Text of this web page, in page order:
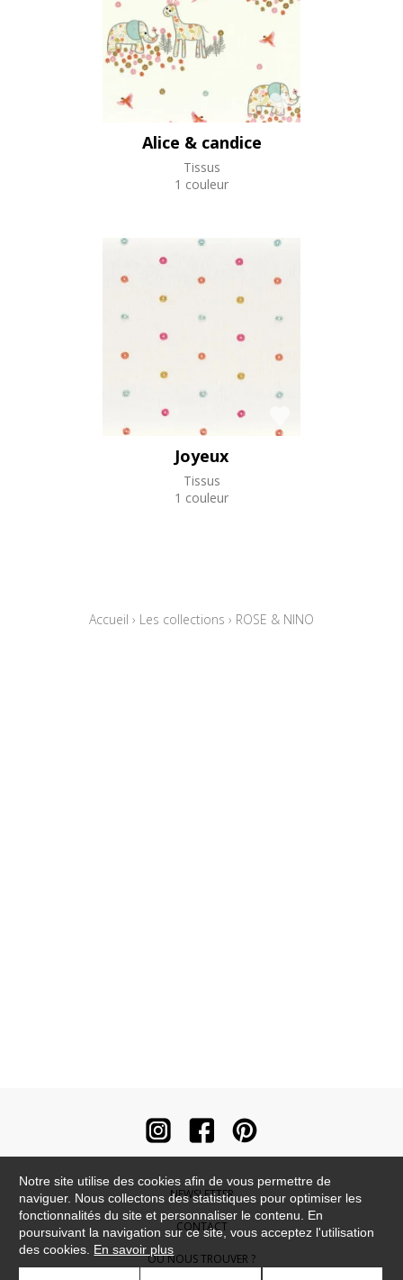
Alice & candice
Tissus
1 couleur
Joyeux
Tissus
1 couleur
Accueil › Les collections › ROSE & NINO
NEWSLETTER
CONTACT
OÙ NOUS TROUVER ?
Notre site utilise des cookies afin de vous permettre de
naviguer. Nous collectons des statistiques pour optimiser les
fonctionnalités du site et personnaliser le contenu. En
poursuivant la navigation sur ce site, vous acceptez l'utilisation
des cookies. En savoir plus